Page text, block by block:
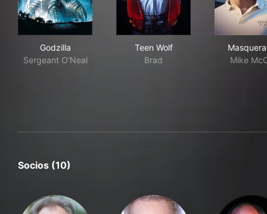
Godzilla
Sergeant O'Neal
Teen Wolf
Brad
Mike
Socios (10)